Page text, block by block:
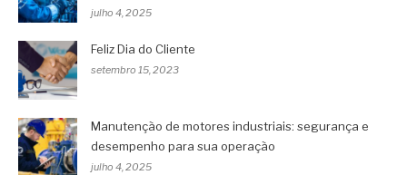
julho 4, 2025
Feliz Dia do Cliente
setembro 15, 2023
Manutenção de motores industriais: segurança e
desempenho para sua operação
julho 4, 2025